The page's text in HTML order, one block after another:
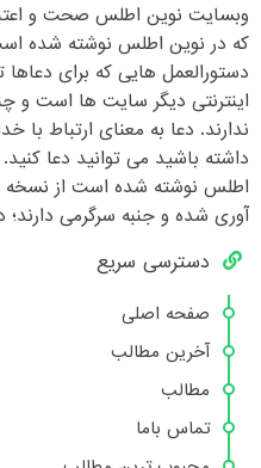
وبسایت نوین اطلس صحت و
که در نوین اطلس نوشته شده
دستورالعمل هایی که برای دعاها
اینترنتی دیگر سایت ها است و
ندارند. دعا به معنای ارتباط
داشته باشید می توانید دعا
اطلس نوشته شده است از
آوری شده و جنبه سرگرمی دارند؛
دسترسی سریع
صفحه اصلی
آخرین مطالب
مطالب
تماس باما